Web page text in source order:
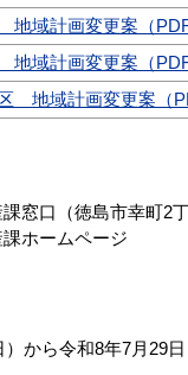
域計画変更案（PDF
域計画変更案（PDF
地域計画変更案（
窓口（徳島市幸町2丁
ホームページ
から令和8年7月29